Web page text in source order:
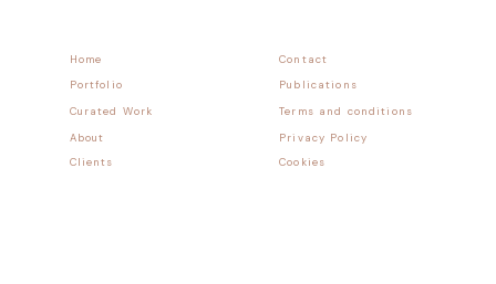
Contact
Home
Publications
Portfolio
Terms and conditions
Curated Work
Privacy Policy
About
Cookies
Clients